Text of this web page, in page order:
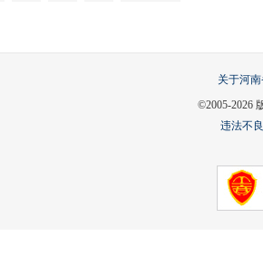
关于河
©2005-2026
违法不